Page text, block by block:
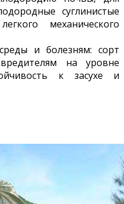
суглинистые
механического
и болезням: сорт
на уровне
к засухе и